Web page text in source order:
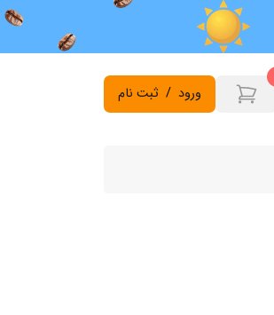
ثبت نام / ورود